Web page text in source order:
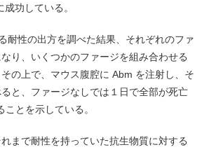
功している。
耐性の出方を調べた結果、それぞれのファ
り、いくつかのファージを組み合わせる
の上で、マウス腹腔に Abm を注射し、そ
と、ファージなしでは１日で全部が死亡
とを示している。
まで耐性を持っていた抗生物質に対する